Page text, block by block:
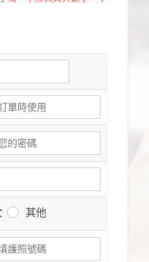
其他